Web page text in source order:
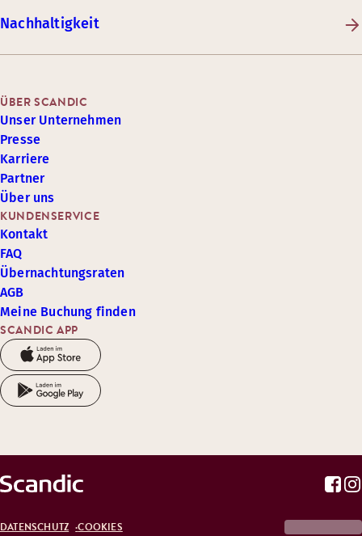
Nachhaltigkeit
SCANDIC APP
KUNDENSERVICE
Kontakt
FAQ
Übernachtungsraten
AGB
Meine Buchung finden
ÜBER SCANDIC
Unser Unternehmen
Presse
Karriere
Partner
Über uns
DATENSCHUTZ COOKIES